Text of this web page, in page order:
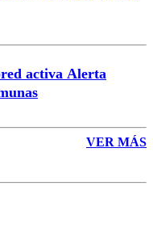
activa Alerta
VER MÁS